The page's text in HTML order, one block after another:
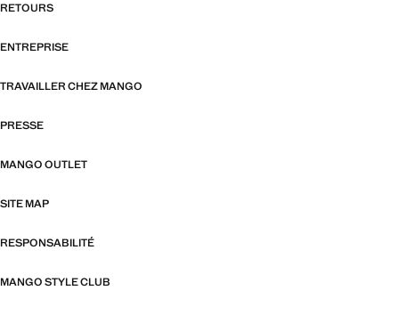
RETOURS
ENTREPRISE
TRAVAILLER CHEZ MANGO
PRESSE
MANGO OUTLET
SITE MAP
RESPONSABILITÉ
MANGO STYLE CLUB